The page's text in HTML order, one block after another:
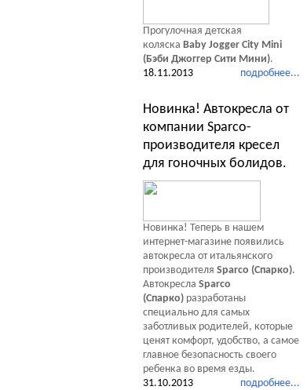
Прогулочная детская
коляска Baby Jogger City Mini
(Бэби Джоггер Сити Мини).
подробнее...
18.11.2013
Новинка! Автокресла от
компании Sparco-
производителя кресел
для гоночных болидов.
Новинка! Теперь в нашем
интернет-магазине появились
автокресла от итальянского
производителя Sparco (Спарко).
Автокресла Sparco
(Спарко) разработаны
специально для самых
заботливых родителей, которые
ценят комфорт, удобство, а самое
главное безопасность своего
ребенка во время езды.
подробнее...
31.10.2013